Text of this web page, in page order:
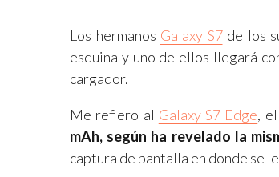
Los hermanos Galaxy S7de los
esquina y uno de ellos llegará
cargador.
Me refiero al Galaxy S7 Edge,
mAh, según ha revelado la
captura de pantalla en donde se